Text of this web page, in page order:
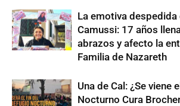
La emotiva despedida
Camussi: 17 años
abrazos y afecto la
Familia de Nazareth
Una de Cal: ¿Se viene
Nocturno Cura